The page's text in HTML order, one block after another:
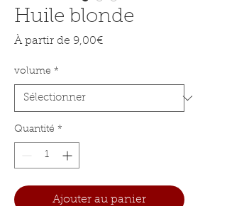
Huile blonde
À partir de 9,00€Prix promotionnel
volume *
Quantité *
Ajouter au panier